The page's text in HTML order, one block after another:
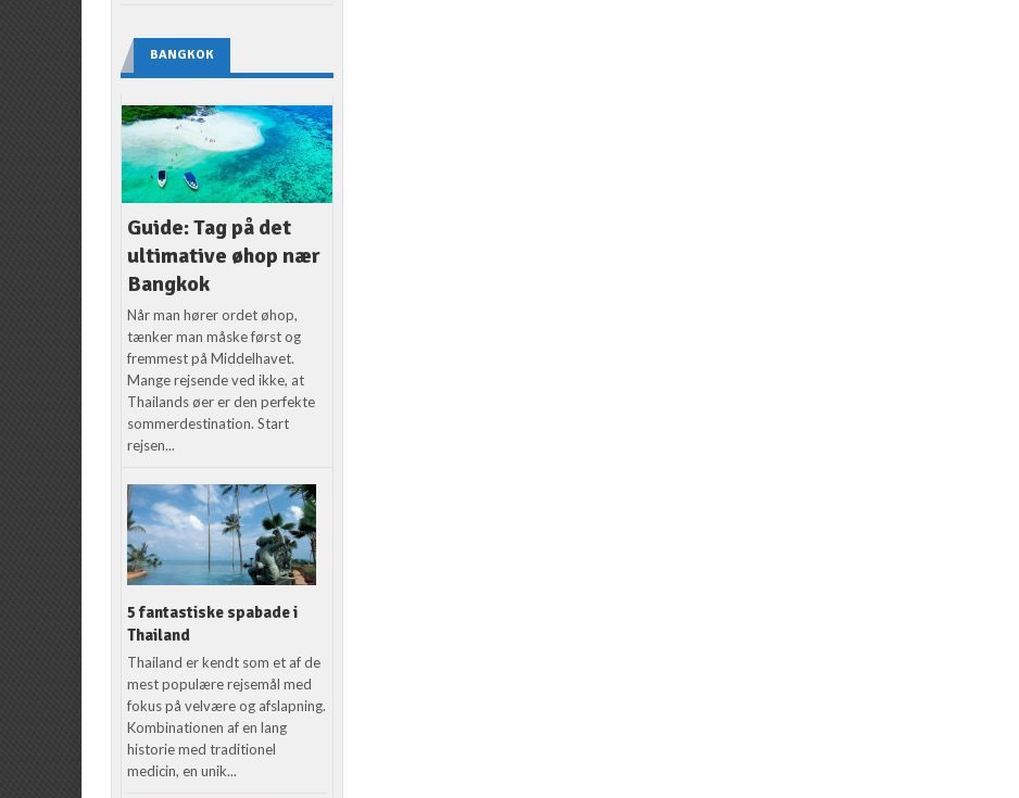
BANGKOK
Guide: Tag på det
ultimative øhop nær
Bangkok
Når man hører ordet øhop,
tænker man måske først og
fremmest på Middelhavet.
Mange rejsende ved ikke, at
Thailands øer er den perfekte
sommerdestination. Start
rejsen...
5 fantastiske spabade i
Thailand
Thailand er kendt som et af de
mest populære rejsemål med
fokus på velvære og afslapning.
Kombinationen af en lang
historie med traditionel
medicin, en unik...